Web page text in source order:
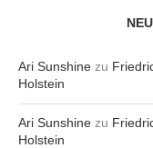
Ari Sunshine zu
Holstein
Ari Sunshine zu
Holstein